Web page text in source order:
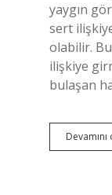
yaygın
sert
olabilir.
ilişkiye
bulaşan